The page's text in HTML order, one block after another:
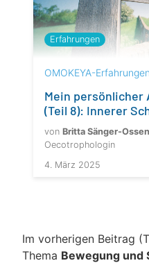
Erfahrungen
OMOKEYA-Erfahrungen
Mein persönlicher
(Teil 8): Innerer
von Britta Sänger-
Oecotrophologin
4. März 2025
Im vorherigen Beitrag
Thema Bewegung und